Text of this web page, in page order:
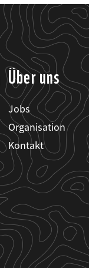
Über uns
Jobs
Organisation
Kontakt